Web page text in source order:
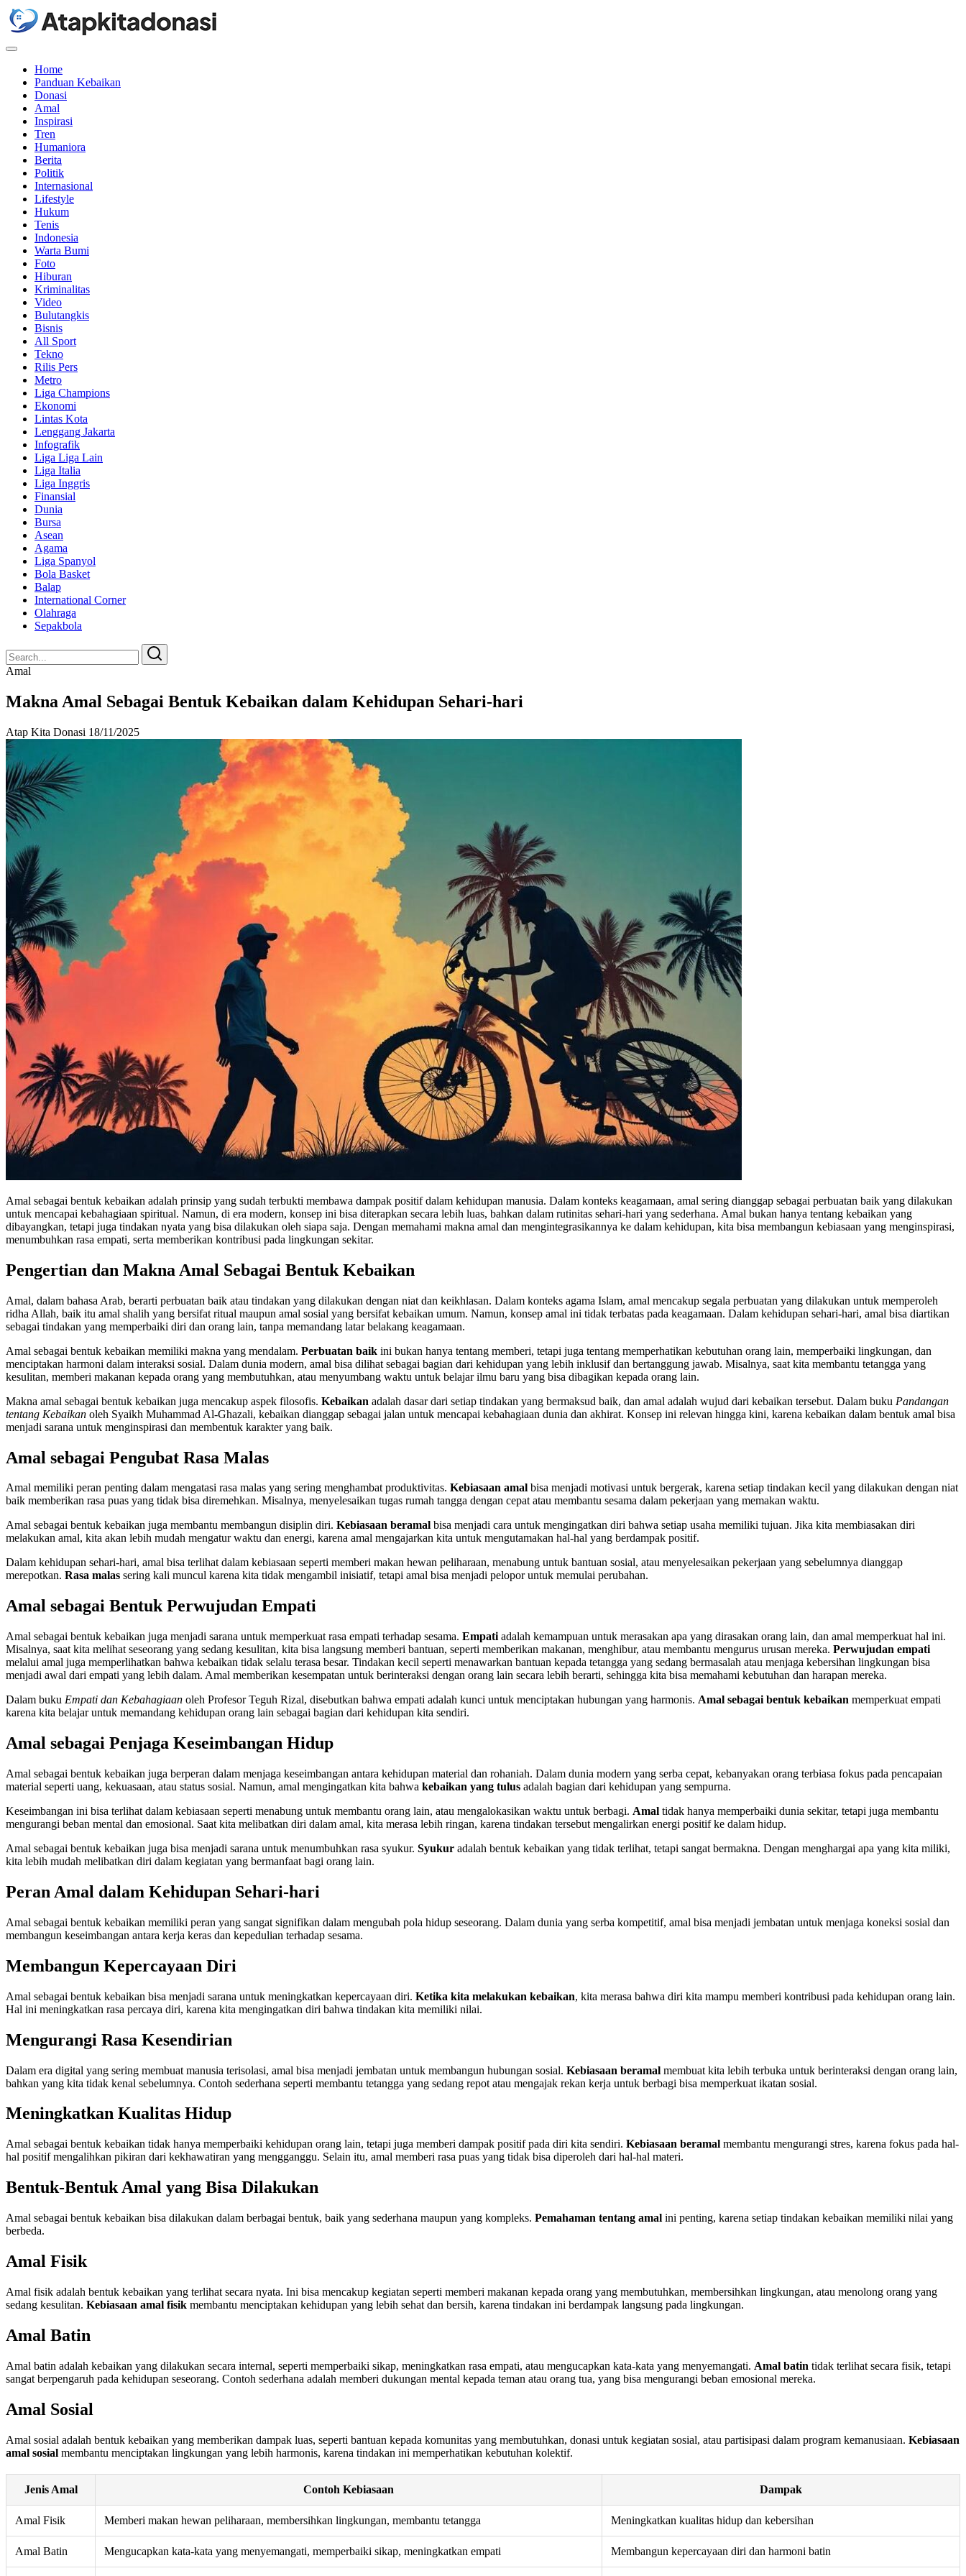
Menu
Home
Panduan Kebaikan
Donasi
Amal
Inspirasi
Tren
Humaniora
Berita
Politik
Internasional
Lifestyle
Hukum
Tenis
Indonesia
Warta Bumi
Foto
Hiburan
Kriminalitas
Video
Bulutangkis
Bisnis
All Sport
Tekno
Rilis Pers
Metro
Liga Champions
Ekonomi
Lintas Kota
Lenggang Jakarta
Infografik
Liga Liga Lain
Liga Italia
Liga Inggris
Finansial
Dunia
Bursa
Asean
Agama
Liga Spanyol
Bola Basket
Balap
International Corner
Olahraga
Sepakbola
Search
for:
Search
Amal
Makna Amal Sebagai Bentuk Kebaikan dalam Kehidupan Sehari-hari
Atap Kita Donasi 18/11/2025
Amal sebagai bentuk kebaikan adalah prinsip yang sudah terbukti membawa dampak positif dalam kehidupan manusia. Dalam konteks keagamaan, amal sering dianggap sebagai perbuatan baik yang dilakukan
untuk mencapai kebahagiaan spiritual. Namun, di era modern, konsep ini bisa diterapkan secara lebih luas, bahkan dalam rutinitas sehari-hari yang sederhana. Amal bukan hanya tentang kebaikan yang
dibayangkan, tetapi juga tindakan nyata yang bisa dilakukan oleh siapa saja. Dengan memahami makna amal dan mengintegrasikannya ke dalam kehidupan, kita bisa membangun kebiasaan yang menginspirasi,
menumbuhkan rasa empati, serta memberikan kontribusi pada lingkungan sekitar.
Pengertian dan Makna Amal Sebagai Bentuk Kebaikan
Amal, dalam bahasa Arab, berarti perbuatan baik atau tindakan yang dilakukan dengan niat dan keikhlasan. Dalam konteks agama Islam, amal mencakup segala perbuatan yang dilakukan untuk memperoleh
ridha Allah, baik itu amal shalih yang bersifat ritual maupun amal sosial yang bersifat kebaikan umum. Namun, konsep amal ini tidak terbatas pada keagamaan. Dalam kehidupan sehari-hari, amal bisa diartikan
sebagai tindakan yang memperbaiki diri dan orang lain, tanpa memandang latar belakang keagamaan.
Amal sebagai bentuk kebaikan memiliki makna yang mendalam. Perbuatan baik ini bukan hanya tentang memberi, tetapi juga tentang memperhatikan kebutuhan orang lain, memperbaiki lingkungan, dan
menciptakan harmoni dalam interaksi sosial. Dalam dunia modern, amal bisa dilihat sebagai bagian dari kehidupan yang lebih inklusif dan bertanggung jawab. Misalnya, saat kita membantu tetangga yang
kesulitan, memberi makanan kepada orang yang membutuhkan, atau menyumbang waktu untuk belajar ilmu baru yang bisa dibagikan kepada orang lain.
Makna amal sebagai bentuk kebaikan juga mencakup aspek filosofis. Kebaikan adalah dasar dari setiap tindakan yang bermaksud baik, dan amal adalah wujud dari kebaikan tersebut. Dalam buku Pandangan
tentang Kebaikan oleh Syaikh Muhammad Al-Ghazali, kebaikan dianggap sebagai jalan untuk mencapai kebahagiaan dunia dan akhirat. Konsep ini relevan hingga kini, karena kebaikan dalam bentuk amal bisa
menjadi sarana untuk menginspirasi dan membentuk karakter yang baik.
Amal sebagai Pengubat Rasa Malas
Amal memiliki peran penting dalam mengatasi rasa malas yang sering menghambat produktivitas. Kebiasaan amal bisa menjadi motivasi untuk bergerak, karena setiap tindakan kecil yang dilakukan dengan niat
baik memberikan rasa puas yang tidak bisa diremehkan. Misalnya, menyelesaikan tugas rumah tangga dengan cepat atau membantu sesama dalam pekerjaan yang memakan waktu.
Amal sebagai bentuk kebaikan juga membantu membangun disiplin diri. Kebiasaan beramal bisa menjadi cara untuk mengingatkan diri bahwa setiap usaha memiliki tujuan. Jika kita membiasakan diri
melakukan amal, kita akan lebih mudah mengatur waktu dan energi, karena amal mengajarkan kita untuk mengutamakan hal-hal yang berdampak positif.
Dalam kehidupan sehari-hari, amal bisa terlihat dalam kebiasaan seperti memberi makan hewan peliharaan, menabung untuk bantuan sosial, atau menyelesaikan pekerjaan yang sebelumnya dianggap
merepotkan. Rasa malas sering kali muncul karena kita tidak mengambil inisiatif, tetapi amal bisa menjadi pelopor untuk memulai perubahan.
Amal sebagai Bentuk Perwujudan Empati
Amal sebagai bentuk kebaikan juga menjadi sarana untuk memperkuat rasa empati terhadap sesama. Empati adalah kemampuan untuk merasakan apa yang dirasakan orang lain, dan amal memperkuat hal ini.
Misalnya, saat kita melihat seseorang yang sedang kesulitan, kita bisa langsung memberi bantuan, seperti memberikan makanan, menghibur, atau membantu mengurus urusan mereka. Perwujudan empati
melalui amal juga memperlihatkan bahwa kebaikan tidak selalu terasa besar. Tindakan kecil seperti menawarkan bantuan kepada tetangga yang sedang bermasalah atau menjaga kebersihan lingkungan bisa
menjadi awal dari empati yang lebih dalam. Amal memberikan kesempatan untuk berinteraksi dengan orang lain secara lebih berarti, sehingga kita bisa memahami kebutuhan dan harapan mereka.
Dalam buku Empati dan Kebahagiaan oleh Profesor Teguh Rizal, disebutkan bahwa empati adalah kunci untuk menciptakan hubungan yang harmonis. Amal sebagai bentuk kebaikan memperkuat empati
karena kita belajar untuk memandang kehidupan orang lain sebagai bagian dari kehidupan kita sendiri.
Amal sebagai Penjaga Keseimbangan Hidup
Amal sebagai bentuk kebaikan juga berperan dalam menjaga keseimbangan antara kehidupan material dan rohaniah. Dalam dunia modern yang serba cepat, kebanyakan orang terbiasa fokus pada pencapaian
material seperti uang, kekuasaan, atau status sosial. Namun, amal mengingatkan kita bahwa kebaikan yang tulus adalah bagian dari kehidupan yang sempurna.
Keseimbangan ini bisa terlihat dalam kebiasaan seperti menabung untuk membantu orang lain, atau mengalokasikan waktu untuk berbagi. Amal tidak hanya memperbaiki dunia sekitar, tetapi juga membantu
mengurangi beban mental dan emosional. Saat kita melibatkan diri dalam amal, kita merasa lebih ringan, karena tindakan tersebut mengalirkan energi positif ke dalam hidup.
Amal sebagai bentuk kebaikan juga bisa menjadi sarana untuk menumbuhkan rasa syukur. Syukur adalah bentuk kebaikan yang tidak terlihat, tetapi sangat bermakna. Dengan menghargai apa yang kita miliki,
kita lebih mudah melibatkan diri dalam kegiatan yang bermanfaat bagi orang lain.
Peran Amal dalam Kehidupan Sehari-hari
Amal sebagai bentuk kebaikan memiliki peran yang sangat signifikan dalam mengubah pola hidup seseorang. Dalam dunia yang serba kompetitif, amal bisa menjadi jembatan untuk menjaga koneksi sosial dan
membangun keseimbangan antara kerja keras dan kepedulian terhadap sesama.
Membangun Kepercayaan Diri
Amal sebagai bentuk kebaikan bisa menjadi sarana untuk meningkatkan kepercayaan diri. Ketika kita melakukan kebaikan, kita merasa bahwa diri kita mampu memberi kontribusi pada kehidupan orang lain.
Hal ini meningkatkan rasa percaya diri, karena kita mengingatkan diri bahwa tindakan kita memiliki nilai.
Mengurangi Rasa Kesendirian
Dalam era digital yang sering membuat manusia terisolasi, amal bisa menjadi jembatan untuk membangun hubungan sosial. Kebiasaan beramal membuat kita lebih terbuka untuk berinteraksi dengan orang lain,
bahkan yang kita tidak kenal sebelumnya. Contoh sederhana seperti membantu tetangga yang sedang repot atau mengajak rekan kerja untuk berbagi bisa memperkuat ikatan sosial.
Meningkatkan Kualitas Hidup
Amal sebagai bentuk kebaikan tidak hanya memperbaiki kehidupan orang lain, tetapi juga memberi dampak positif pada diri kita sendiri. Kebiasaan beramal membantu mengurangi stres, karena fokus pada hal-
hal positif mengalihkan pikiran dari kekhawatiran yang mengganggu. Selain itu, amal memberi rasa puas yang tidak bisa diperoleh dari hal-hal materi.
Bentuk-Bentuk Amal yang Bisa Dilakukan
Amal sebagai bentuk kebaikan bisa dilakukan dalam berbagai bentuk, baik yang sederhana maupun yang kompleks. Pemahaman tentang amal ini penting, karena setiap tindakan kebaikan memiliki nilai yang
berbeda.
Amal Fisik
Amal fisik adalah bentuk kebaikan yang terlihat secara nyata. Ini bisa mencakup kegiatan seperti memberi makanan kepada orang yang membutuhkan, membersihkan lingkungan, atau menolong orang yang
sedang kesulitan. Kebiasaan amal fisik membantu menciptakan kehidupan yang lebih sehat dan bersih, karena tindakan ini berdampak langsung pada lingkungan.
Amal Batin
Amal batin adalah kebaikan yang dilakukan secara internal, seperti memperbaiki sikap, meningkatkan rasa empati, atau mengucapkan kata-kata yang menyemangati. Amal batin tidak terlihat secara fisik, tetapi
sangat berpengaruh pada kehidupan seseorang. Contoh sederhana adalah memberi dukungan mental kepada teman atau orang tua, yang bisa mengurangi beban emosional mereka.
Amal Sosial
Amal sosial adalah bentuk kebaikan yang memberikan dampak luas, seperti bantuan kepada komunitas yang membutuhkan, donasi untuk kegiatan sosial, atau partisipasi dalam program kemanusiaan. Kebiasaan
amal sosial membantu menciptakan lingkungan yang lebih harmonis, karena tindakan ini memperhatikan kebutuhan kolektif.
Jenis Amal Contoh Kebiasaan Dampak
Amal Fisik Memberi makan hewan peliharaan, membersihkan lingkungan, membantu tetangga Meningkatkan kualitas hidup dan kebersihan
Amal Batin Mengucapkan kata-kata yang menyemangati, memperbaiki sikap, meningkatkan empati Membangun kepercayaan diri dan harmoni batin